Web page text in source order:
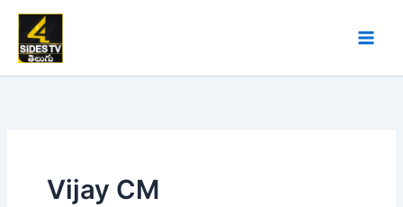
Skip
content
Vijay CM